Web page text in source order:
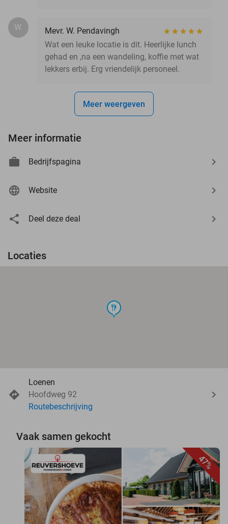
W.
Mevr. W. Pendavingh
Wat een leuke locatie is dit. Heerlijke lunch
gehad en ,na een wandeling, koffie met wat
lekkers erbij. Erg vriendelijk personeel.
Meer weergeven
Meer informatie
Bedrijfspagina
Website
Deel deze deal
Locaties
food
Loenen
Hoofdweg 92
Routebeschrijving
Vaak samen gekocht
47%